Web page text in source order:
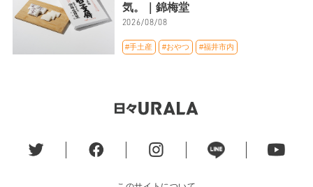
気。｜錦梅堂
2026/08/08
#手土産 #おやつ #福井市内